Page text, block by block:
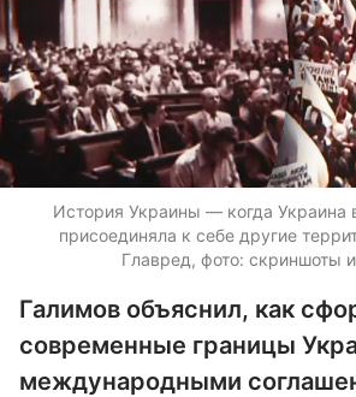
История Украины — когда Украина
присоединяла к себе другие
Главред, фото: скриншоты
Галимов объяснил, как
современные границы
международными